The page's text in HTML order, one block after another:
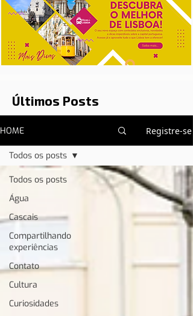
Últimos Posts
HOME Registre-se
Todos os posts
Água
Cascais
Compartilhando
experiências
Contato
Cultura
Curiosidades
Todos os posts